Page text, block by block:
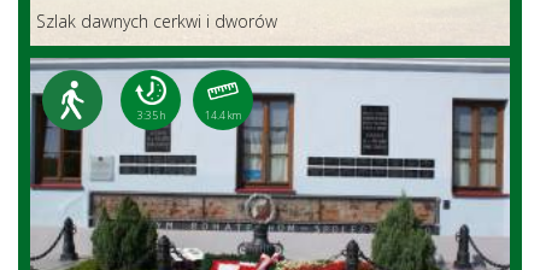
Szlak dawnych cerkwi i dworów
3:35 h 14.4 km